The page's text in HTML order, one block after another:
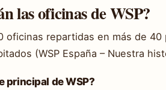
las oficinas de WSP?
oficinas repartidas en más de
(WSP España – Nuestra
principal de WSP?